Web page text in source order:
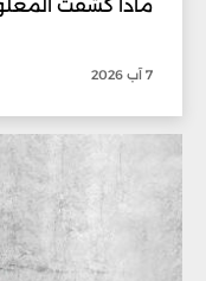
ماذا كشفت
7 آب 2026